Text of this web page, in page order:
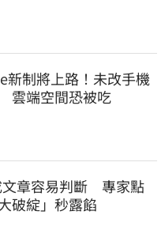
新制將上路！未改手機
雲端空間恐被吃
文章容易判斷 專家點
破綻」秒露餡